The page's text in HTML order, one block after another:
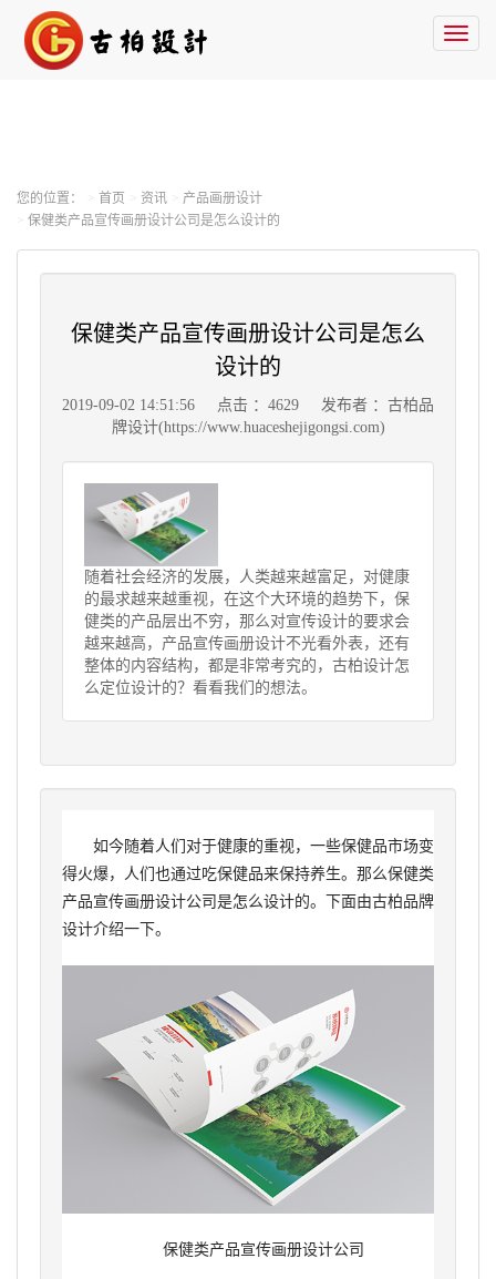
您的位置： 首页 资讯
产品画册设计
保健类产品宣传画册设计公司是怎么设计的
保健类产品宣传画册设计公司是怎么
设计的
2019-09-02 14:51:56 点击 ：4629
发布者 ：古柏品
牌设计(https://www.huaceshejigongsi.com)
随着社会经济的发展，人类越来越富足，对健康
的最求越来越重视，在这个大环境的趋势下，保
健类的产品层出不穷，那么对宣传设计的要求会
越来越高，产品宣传画册设计不光看外表，还有
整体的内容结构，都是非常考究的，古柏设计怎
么定位设计的？看看我们的想法。
如今随着人们对于健康的重视，一些保健品市场变
得火爆，人们也通过吃保健品来保持养生。那么保健类
产品宣传画册设计公司是怎么设计的。下面由古柏品牌
设计介绍一下。
保健类产品宣传画册设计公司